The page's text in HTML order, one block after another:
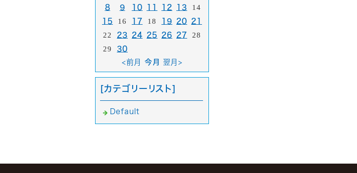
8 9 10 11 12 13 14
15 16 17 18 19 20 21
22 23 24 25 26 27
28
29
30
<前月
今月 翌月>
[カテゴリーリスト]
Default